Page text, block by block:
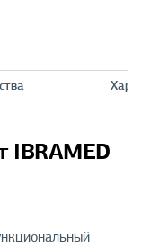
IBRAMED